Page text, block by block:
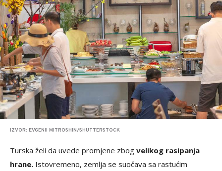
IZVOR: EVGENII MITROSHIN/SHUTTERSTOCK
Turska želi da uvede promjene zbog velikog rasipanja
hrane. Istovremeno, zemlja se suočava sa rastućim